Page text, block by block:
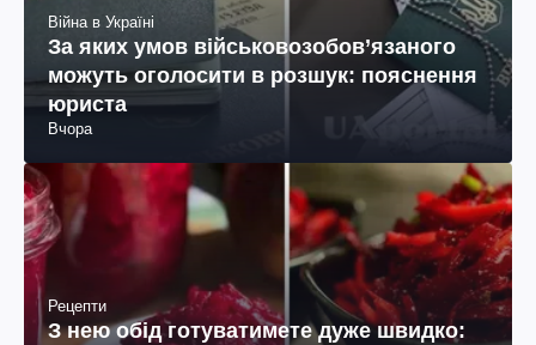
Війна в Україні
За яких умов військовозобов’язаного
можуть оголосити в розшук: пояснення
юриста
Вчора
Рецепти
З нею обід готуватимете дуже швидко: